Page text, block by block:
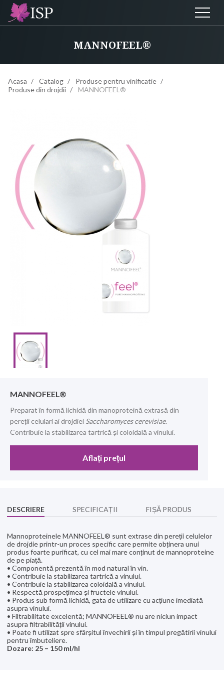
MANNOFEEL®
Acasa Catalog
Produse pentru vinificatie
Produse din drojdii
MANNOFEEL®
MANNOFEEL®
Preparat în formă lichidă din manoproteină extrasă din
pereții celulari ai drojdiei Saccharomyces cerevisiae.
Contribuie la stabilizarea tartrică și coloidală a vinului.
Aflați prețul
DESCRIERE SPECIFICAȚII FIȘĂ PRODUS
Mannoproteinele MANNOFEEL® sunt extrase din pereții celulelor
de drojdie printr-un proces specific care permite obținera unui
produs foarte purificat, cu cel mai mare conținut de mannoproteine
de pe piață.
• Componentă prezentă în mod natural în vin.
• Contribuie la stabilizarea tartrică a vinului.
• Contribuie la stabilizarea coloidală a vinului.
• Respectă prospețimea și fructele vinului.
• Produs sub formă lichidă, gata de utilizare cu acțiune imediată
asupra vinului.
• Filtrabilitate excelentă; MANNOFEEL® nu are niciun impact
asupra filtrabilității vinului.
• Poate fi utilizat spre sfârșitul învechirii și în timpul pregătirii vinului
pentru îmbuteliere.
Dozare: 25 – 150 ml/hl